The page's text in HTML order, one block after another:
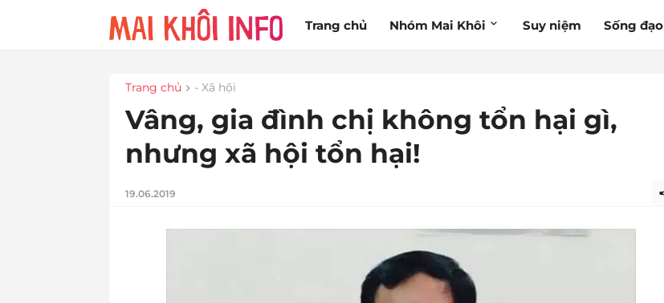
Trang chủ Nhóm Mai Khôi Suy niệm Sống đạo
Trang chủ - Xã hội
Vâng, gia đình chị không tổn hại gì,
nhưng xã hội tổn hại!
19.06.2019